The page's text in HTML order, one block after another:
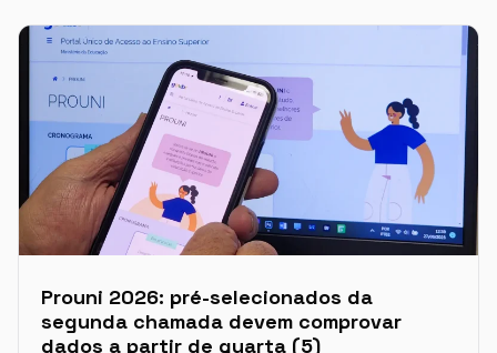
Prouni 2026: pré-selecionados da
segunda chamada devem comprovar
dados a partir de quarta (5)